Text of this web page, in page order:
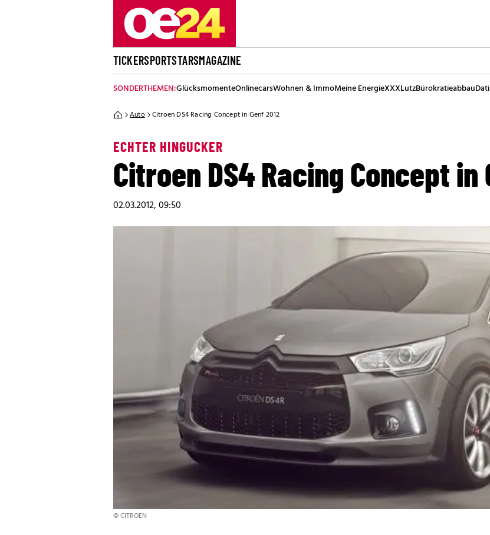
TICKERSPORTSTARSMAGAZINE
SONDERTHEMEN:GlücksmomenteOnlinecarsWohnen & ImmoMeine EnergieXXXLutzBürokratieabbau
Auto Citroen DS4 Racing Concept in Genf 2012
ECHTER HINGUCKER
Citroen DS4 Racing Concept in
02.03.2012, 09:50
© CITROEN